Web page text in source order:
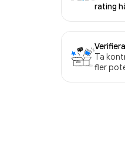
rating
Ta
fler